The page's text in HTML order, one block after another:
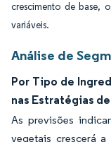
crescimento de base,
variáveis.
Análise de
Por Tipo de
nas Estratégias
As previsões
vegetais crescerá